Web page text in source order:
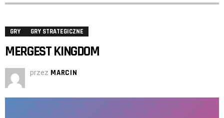
GRY GRY STRATEGICZNE
MERGEST KINGDOM
przez MARCIN